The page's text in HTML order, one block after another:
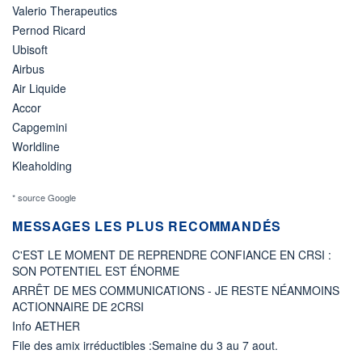
Valerio Therapeutics
Pernod Ricard
Ubisoft
Airbus
Air Liquide
Accor
Capgemini
Worldline
Kleaholding
* source Google
MESSAGES LES PLUS RECOMMANDÉS
C'EST LE MOMENT DE REPRENDRE CONFIANCE EN CRSI :
SON POTENTIEL EST ÉNORME
ARRÊT DE MES COMMUNICATIONS - JE RESTE NÉANMOINS
ACTIONNAIRE DE 2CRSI
Info AETHER
File des amix irréductibles :Semaine du 3 au 7 aout.